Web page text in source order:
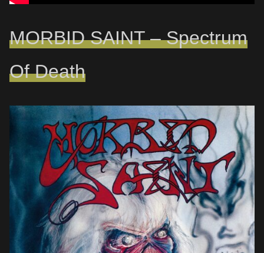
MORBID SAINT – Spectrum
Of Death